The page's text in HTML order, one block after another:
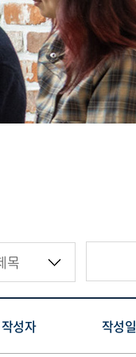
작성자 작성일